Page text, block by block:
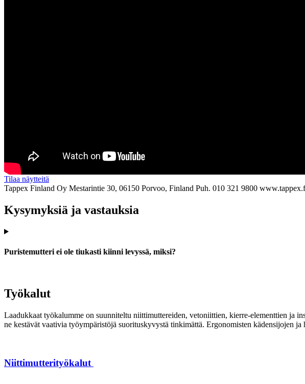
Tilaa näytteitä
Tappex Finland Oy Mestarintie 30, 06150 Porvoo, Finland Puh. 010 321 9800
Kysymyksiä ja vastauksia
Puristemutteri ei ole tiukasti kiinni levyssä, miksi?
Työkalut
Laadukkaat työkalumme on suunniteltu niittimuttereiden, vetoniittien, kierre-elementtien ja
ne kestävät vaativia työympäristöjä suorituskyvystä tinkimättä. Ergonomisten kädensijojen
Niittimutterityökalut